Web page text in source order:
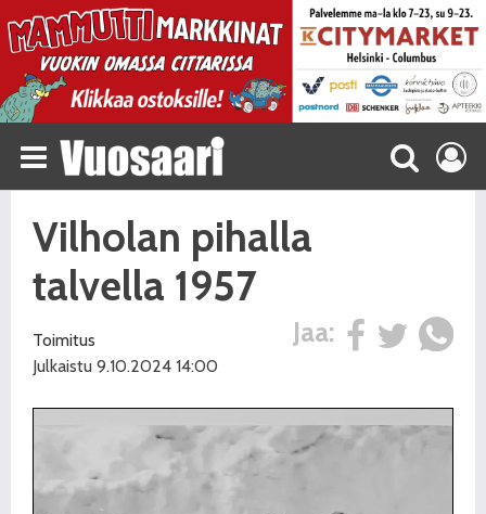
Vilholan pihalla
talvella 1957
Jaa:
Toimitus
Julkaistu 9.10.2024 14:00